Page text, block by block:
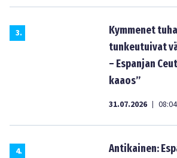
3.
Kymmenet
tunkeutuivat
– Espanjan
kaaos”
31.07.2026 | 08:04
4.
Antikainen: